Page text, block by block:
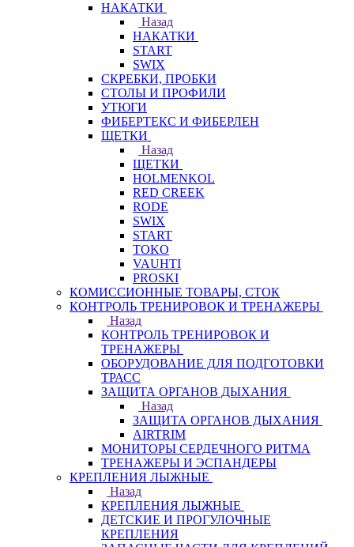
НАКАТКИ
Назад
НАКАТКИ
START
SWIX
СКРЕБКИ, ПРОБКИ
СТОЛЫ И ПРОФИЛИ
УТЮГИ
ФИБЕРТЕКС И ФИБЕРЛЕН
ЩЕТКИ
Назад
ЩЕТКИ
HOLMENKOL
RED CREEK
RODE
SWIX
START
TOKO
VAUHTI
PROSKI
КОМИССИОННЫЕ ТОВАРЫ, СТОК
КОНТРОЛЬ ТРЕНИРОВОК И ТРЕНАЖЕРЫ
Назад
КОНТРОЛЬ ТРЕНИРОВОК И
ТРЕНАЖЕРЫ
ОБОРУДОВАНИЕ ДЛЯ ПОДГОТОВКИ
ТРАСС
ЗАЩИТА ОРГАНОВ ДЫХАНИЯ
Назад
ЗАЩИТА ОРГАНОВ ДЫХАНИЯ
AIRTRIM
МОНИТОРЫ СЕРДЕЧНОГО РИТМА
ТРЕНАЖЕРЫ И ЭСПАНДЕРЫ
КРЕПЛЕНИЯ ЛЫЖНЫЕ
Назад
КРЕПЛЕНИЯ ЛЫЖНЫЕ
ДЕТСКИЕ И ПРОГУЛОЧНЫЕ
КРЕПЛЕНИЯ